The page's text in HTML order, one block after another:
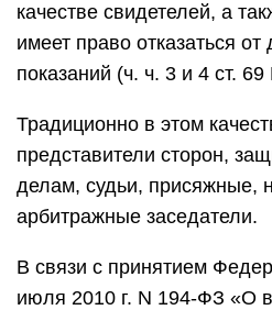
качестве свидетелей, а
имеет право отказаться от
показаний (ч. ч. 3 и 4 ст.
Традиционно в этом
представители сторон,
делам, судьи, присяжные,
арбитражные заседатели.
В связи с принятием
июля 2010 г. N 194-ФЗ «О